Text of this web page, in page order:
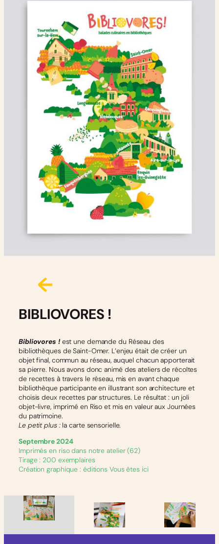
BIBLIOVORES !
Bibliovores ! est une demande du Réseau des
bibliothèques de Saint-Omer. L’enjeu était de créer un
objet final, commun au réseau, auquel chacun apporterait
sa pierre. Nous avons donc animé des ateliers de récoltes
de recettes à travers le réseau, mis en avant chaque
bibliothèque participante en illustrant son architecture et
choisis deux recettes par structures. Le résultat : un joli
objet-livre, imprimé en Riso et mis en valeur aux Journées
du patrimoine.
Le petit plus :la carte sensorielle.
Septembre 2024
Imprimés en riso dans notre atelier (62)
Tirage : 200 exemplaires
Création graphique : éditions Vous êtes ici